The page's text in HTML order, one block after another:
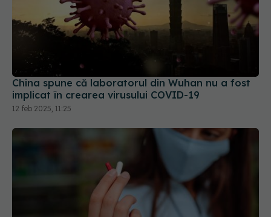
China spune că laboratorul din Wuhan nu a fost
implicat în crearea virusului COVID-19
12 feb 2025, 11:25